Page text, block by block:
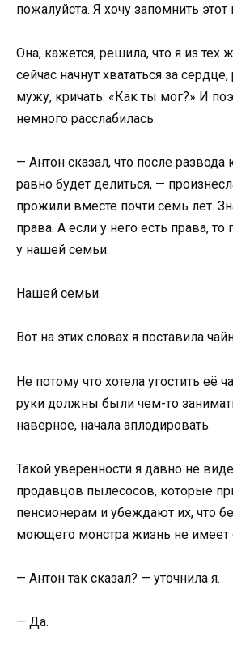
пожалуйста. Я хочу запомнить
Она, кажется, решила, что я из тех
сейчас начнут хвататься за
мужу, кричать: «Как ты мог?» И
немного расслабилась.
— Антон сказал, что после развода
равно будет делиться, —
прожили вместе почти семь лет.
права. А если у него есть права, то
у нашей семьи.
Нашей семьи.
Вот на этих словах я поставила
Не потому что хотела угостить её
руки должны были чем-то
наверное, начала аплодировать.
Такой уверенности я давно не
продавцов пылесосов, которые
пенсионерам и убеждают их, что
моющего монстра жизнь не имеет
— Антон так сказал? — уточнила я.
— Да.